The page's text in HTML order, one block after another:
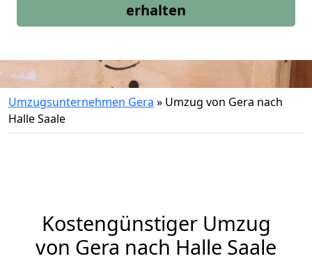
erhalten
Umzugsunternehmen Gera » Umzug von Gera nach
Halle Saale
Kostengünstiger Umzug
von Gera nach Halle Saale